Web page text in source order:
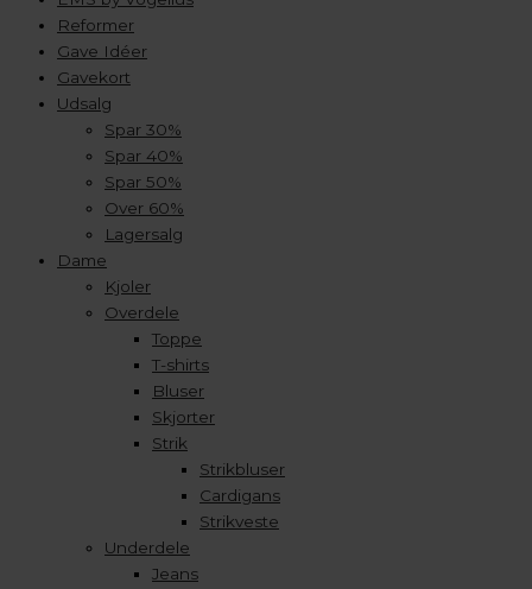
Reformer
Gave Idéer
Gavekort
Udsalg
Spar 30%
Spar 40%
Spar 50%
Over 60%
Lagersalg
Dame
Kjoler
Overdele
Toppe
T-shirts
Bluser
Skjorter
Strik
Strikbluser
Cardigans
Strikveste
Underdele
Jeans